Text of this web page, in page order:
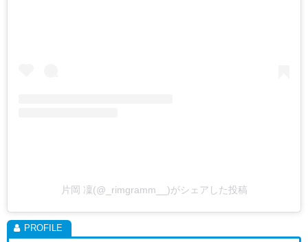
片岡 凜(@_rimgramm__)がシェアした投稿